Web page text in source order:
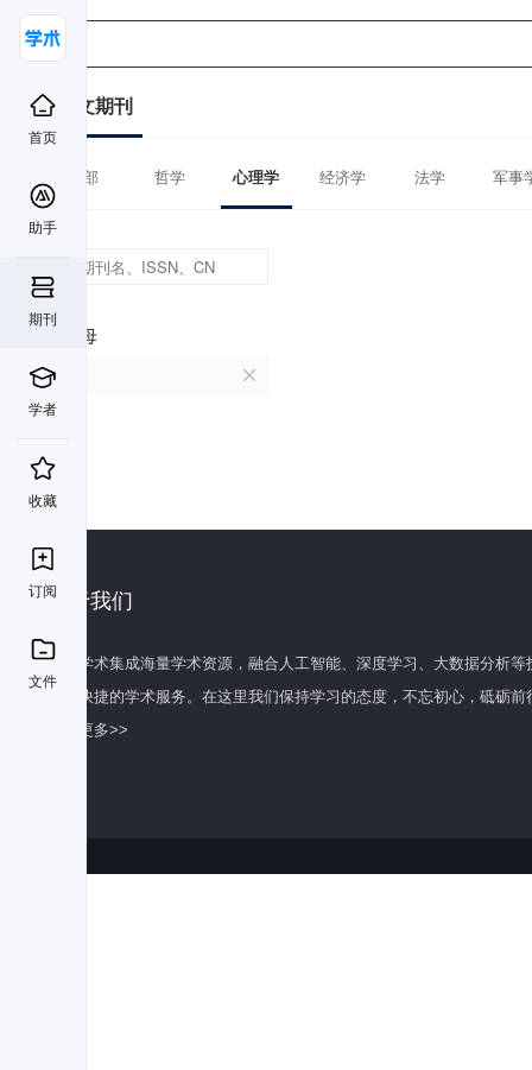
首页
助手
期刊
学者
收藏
订阅
文件
中文期刊
全部 哲学 心理学 经济学 法学 军事
首字母
P
关于我们
百度学术集成海量学术资源，融合人工智能、深度学习、大数据分析
全面快捷的学术服务。在这里我们保持学习的态度，不忘初心，砥砺前
了解更多>>